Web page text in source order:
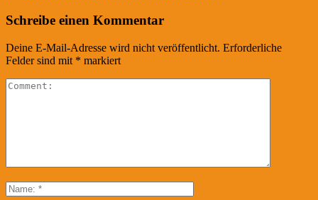
Schreibe einen Kommentar
Deine E-Mail-Adresse wird nicht veröffentlicht. Erforderliche
Felder sind mit * markiert